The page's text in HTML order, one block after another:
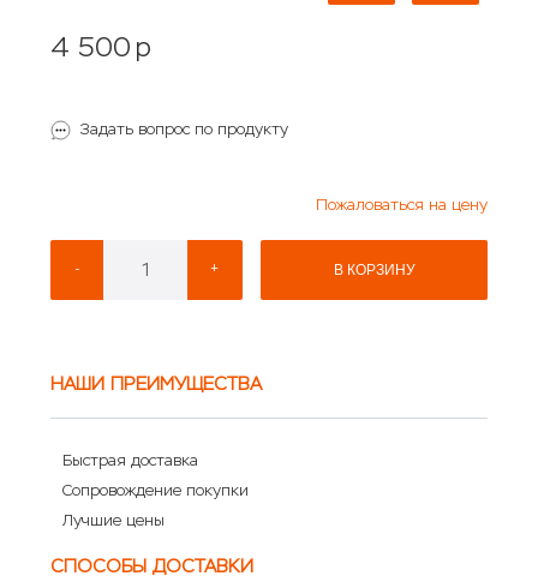
4 500 p
Задать вопрос по продукту
Пожаловаться на цену
- + В КОРЗИНУ
НАШИ ПРЕИМУЩЕСТВА
Быстрая доставка
Сопровождение покупки
Лучшие цены
СПОСОБЫ ДОСТАВКИ